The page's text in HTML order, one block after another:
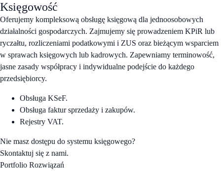
Księgowość
Oferujemy kompleksową obsługę księgową dla jednoosobowych
działalności gospodarczych. Zajmujemy się prowadzeniem KPiR lub
ryczałtu, rozliczeniami podatkowymi i ZUS oraz bieżącym wsparciem
w sprawach księgowych lub kadrowych. Zapewniamy terminowość,
jasne zasady współpracy i indywidualne podejście do każdego
przedsiębiorcy.
Obsługa KSeF.
Obsługa faktur sprzedaży i zakupów.
Rejestry VAT.
Nie masz dostępu do systemu księgowego?
Skontaktuj się z nami.
Portfolio Rozwiązań